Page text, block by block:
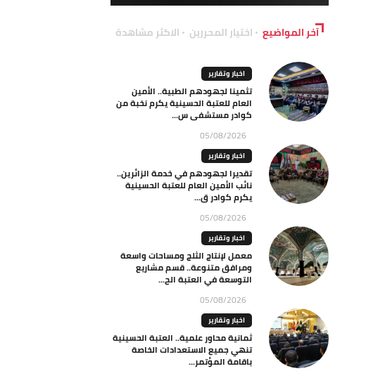
آخر المواضيع اختيار المحررين الاكثر مشاهدة
اخبار وتقارير
تثمينا لجهودهم الطبية.. الأمين
العام للعتبة الحسينية يكرم نخبة من
كوادر مستشفى س...
05/08/2026
اخبار وتقارير
تقديرا لجهودهم في خدمة الزائرين..
نائب الأمين العام للعتبة الحسينية
يكرم كوادر ق...
05/08/2026
اخبار وتقارير
معمل لإنتاج الثلج ومساحات واسعة
ومرافق متنوعة.. قسم مشاريع
التوسعة في العتبة الح...
05/08/2026
اخبار وتقارير
ثمانية محاور علمية.. العتبة الحسينية
تنهي جميع الاستعدادات الخاصة
باقامة المؤتمر...